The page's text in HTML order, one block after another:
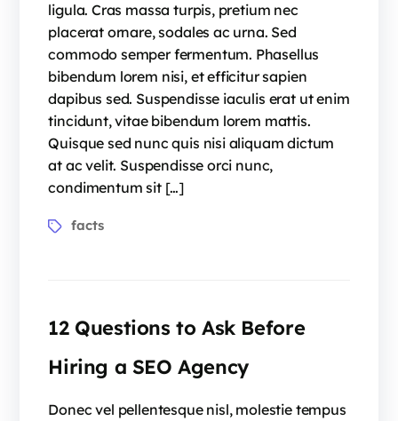
ligula. Cras massa turpis, pretium nec
placerat ornare, sodales ac urna. Sed
commodo semper fermentum. Phasellus
bibendum lorem nisi, et efficitur sapien
dapibus sed. Suspendisse iaculis erat ut enim
tincidunt, vitae bibendum lorem mattis.
Quisque sed nunc quis nisi aliquam dictum
at ac velit. Suspendisse orci nunc,
condimentum sit […]
facts
12 Questions to Ask Before
Hiring a SEO Agency
Donec vel pellentesque nisl, molestie tempus